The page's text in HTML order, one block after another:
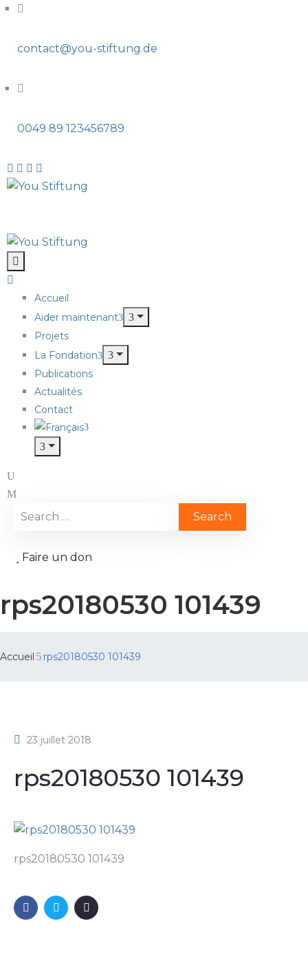
contact@you-stiftung.de
0049 89 123456789
Accueil
Aider maintenant
Projets
La Fondation
Publications
Actualités
Contact
Faire un don
rps20180530 101439
Accueil rps20180530 101439
23 juillet 2018
rps20180530 101439
rps20180530 101439